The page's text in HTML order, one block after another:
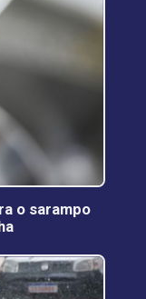
o sarampo